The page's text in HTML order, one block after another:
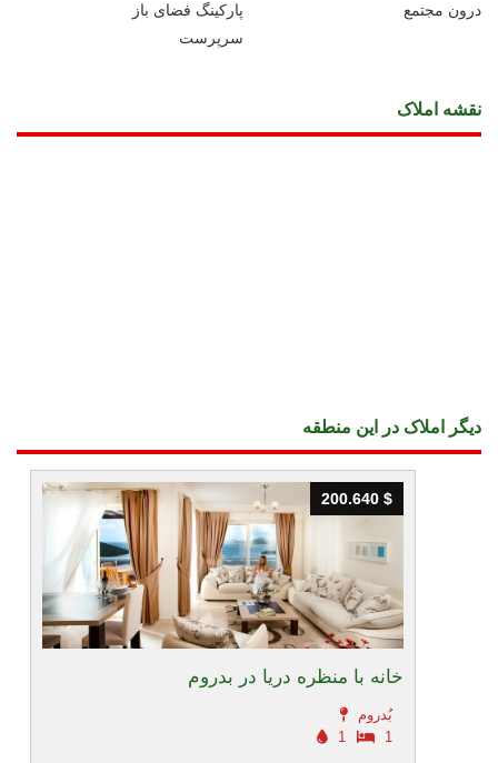
پارکینگ فضای باز
درون مجتمع
سرپرست
نقشه املاک
دیگر املاک در این منطقه
خانه با منظره دریا در بدروم
بُدروم
1
1
200.640 $
200.640 $